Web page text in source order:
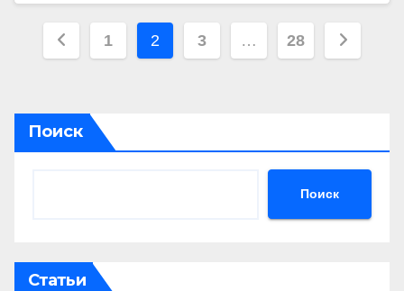
Пагинация
1 2 3 … 28
Поиск
Поиск
Статьи